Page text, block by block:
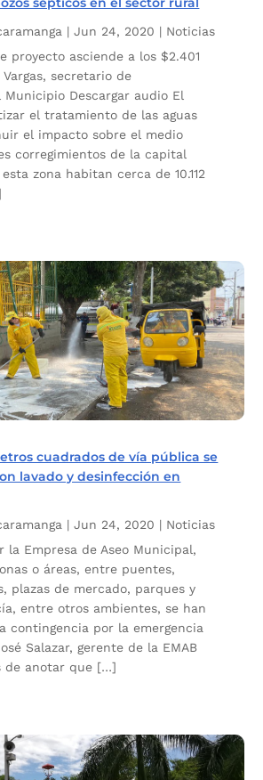
|Jun 24, 2020 | Noticias
proyecto asciende a los $2.401
secretario de
Descargar audio El
el tratamiento de las aguas
el impacto sobre el medio
corregimientos de la capital
zona habitan cerca de 10.112
cuadrados de vía pública se
lavado y desinfección en
|Jun 24, 2020 | Noticias
la Empresa de Aseo Municipal,
o áreas, entre puentes,
plazas de mercado, parques y
entre otros ambientes, se han
contingencia por la emergencia
Salazar, gerente de la EMAB
de anotar que […]